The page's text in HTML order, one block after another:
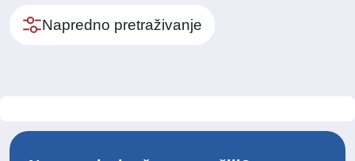
Napredno pretraživanje